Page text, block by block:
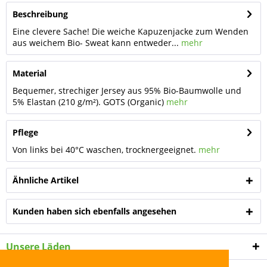
Beschreibung
Eine clevere Sache! Die weiche Kapuzenjacke zum Wenden
aus weichem Bio- Sweat kann entweder... mehr
Material
Bequemer, strechiger Jersey aus 95% Bio-Baumwolle und
5% Elastan (210 g/m²). GOTS (Organic) mehr
Pflege
Von links bei 40°C waschen, trocknergeeignet. mehr
Ähnliche Artikel
Kunden haben sich ebenfalls angesehen
Unsere Läden